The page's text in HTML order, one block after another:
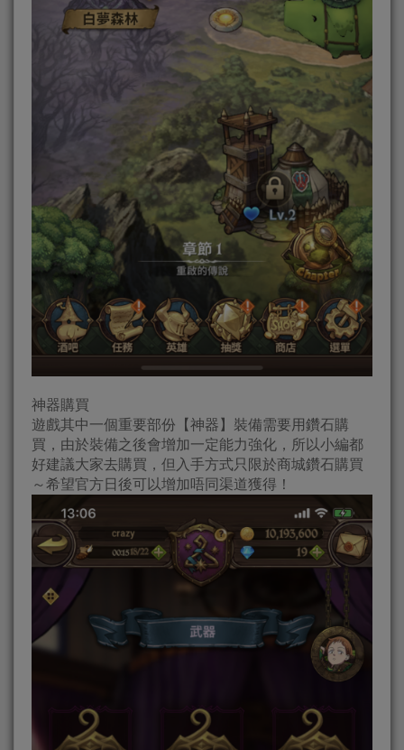
神器購買
遊戲其中一個重要部份【神器】裝備需要用鑽石購
買，由於裝備之後會增加一定能力強化，所以小編都
好建議大家去購買，但入手方式只限於商城鑽石購買
～希望官方日後可以增加唔同渠道獲得！